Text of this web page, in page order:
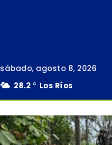
sábado, agosto 8, 2026
28.2 C Los Ríos